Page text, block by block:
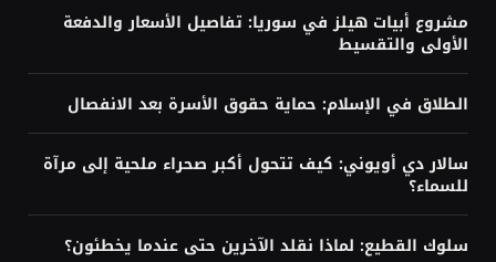
مشروع أبيات هيلز في سوريا: تفاصيل الأسعار والدفعة
الأولى والتقسيط
الطلاق في الإسلام: حماية حقوق الأسرة بعد الانفصال
سالار دي أويوني: كيف تتحول أكبر صحراء ملحية إلى مرآة
للسماء؟
سلوك القطيع: لماذا نقلد الآخرين حتى عندما يخطئون؟